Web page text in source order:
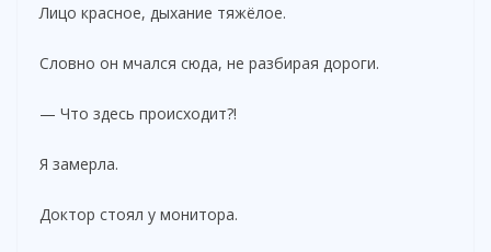
Лицо красное, дыхание тяжёлое.
Словно он мчался сюда, не разбирая дороги.
— Что здесь происходит?!
Я замерла.
Доктор стоял у монитора.